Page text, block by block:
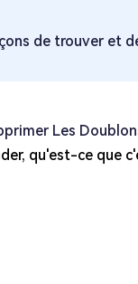
trouver et de supprimer les fichiers en double
Les
qu'est-ce que